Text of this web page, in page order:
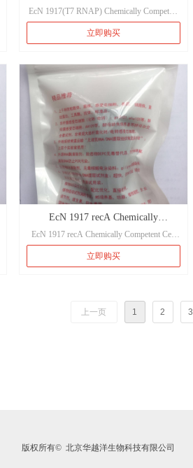
Competent Cell
EcN 1917(T7 RNAP) Chemically Competent
Cell
EcN 1917(T7 RNAP)：
-80℃（6个月）
基因型
EcN 1917 ΔmalEFG lacUV5::T7RNAP
O6:K5:H1 EndA+ Dcm+
立即购买
EcN 1917 recA Chemically
Competent Cell
EcN 1917 recA Chemically Competent Cell
EcN 1917 recA： 100μl/
支
-80℃（6个月）
立即购买
上一页 1 2 3
版权所有© 北京华越洋生物科技有限公司